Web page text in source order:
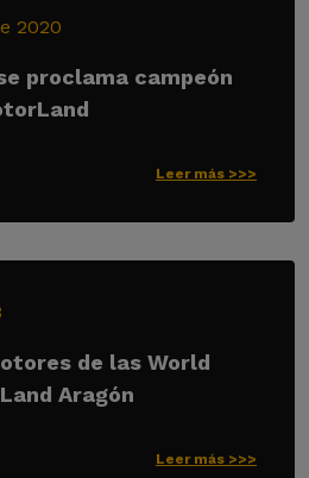
2020
proclama campeón
Leer más >>>
de las World
Aragón
Leer más >>>